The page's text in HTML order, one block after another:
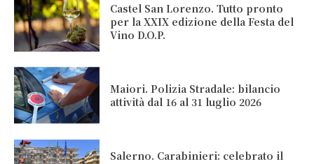
Castel San Lorenzo. Tutto pronto
per la XXIX edizione della Festa del
Vino D.O.P.
Maiori. Polizia Stradale: bilancio
attività dal 16 al 31 luglio 2026
Salerno. Carabinieri: celebrato il